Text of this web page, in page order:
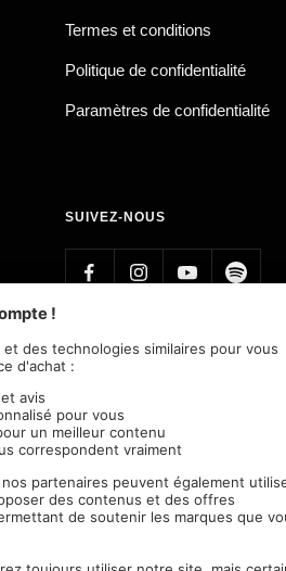
Termes et conditions
Politique de confidentialité
Paramètres de confidentialité
SUIVEZ-NOUS
Apparel GmbH